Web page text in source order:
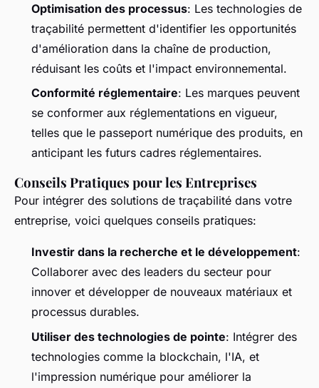
Optimisation des processus: Les technologies de
traçabilité permettent d'identifier les opportunités
d'amélioration dans la chaîne de production,
réduisant les coûts et l'impact environnemental.
Conformité réglementaire: Les marques peuvent
se conformer aux réglementations en vigueur,
telles que le passeport numérique des produits, en
anticipant les futurs cadres réglementaires.
Conseils Pratiques pour les Entreprises
Pour intégrer des solutions de traçabilité dans votre
entreprise, voici quelques conseils pratiques:
Investir dans la recherche et le développement:
Collaborer avec des leaders du secteur pour
innover et développer de nouveaux matériaux et
processus durables.
Utiliser des technologies de pointe: Intégrer des
technologies comme la blockchain, l'IA, et
l'impression numérique pour améliorer la